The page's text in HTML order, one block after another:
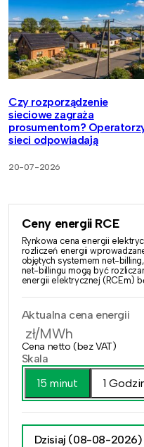
Czy rozporządzenie
sieciowe zagraża
prosumentom?
sieci odpowiadają
20-07-2026
Ceny energii RCE
Rynkowa cena energii
rozliczeń energii
objętych systemem net-
net-billingu mogą być
energii elektrycznej (RCEm)
Aktualna cena energii
zł/MWh
Cena netto (bez VAT)
Skala
15 minut
1
Dzisiaj (08-08-2026)